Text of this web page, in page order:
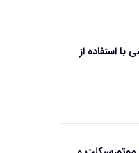
با استفاده از